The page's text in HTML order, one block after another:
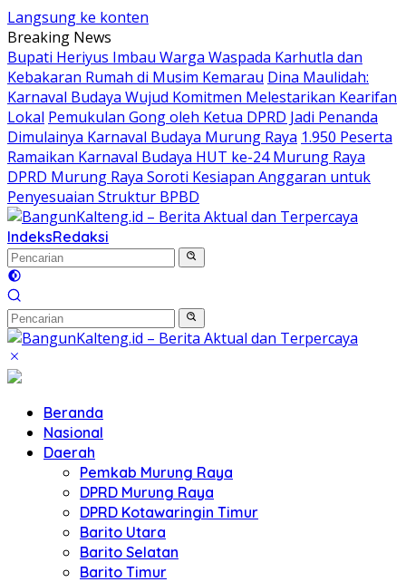
Langsung ke konten
Breaking News
Bupati Heriyus Imbau Warga Waspada Karhutla dan
Kebakaran Rumah di Musim Kemarau Dina Maulidah:
Karnaval Budaya Wujud Komitmen Melestarikan Kearifan
Lokal Pemukulan Gong oleh Ketua DPRD Jadi Penanda
Dimulainya Karnaval Budaya Murung Raya 1.950 Peserta
Ramaikan Karnaval Budaya HUT ke-24 Murung Raya
DPRD Murung Raya Soroti Kesiapan Anggaran untuk
Penyesuaian Struktur BPBD
IndeksRedaksi
Beranda
Nasional
Daerah
Pemkab Murung Raya
DPRD Murung Raya
DPRD Kotawaringin Timur
Barito Utara
Barito Selatan
Barito Timur